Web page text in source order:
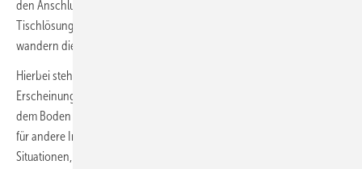
den Anschlussdosen in der Wand, dem Brüstungskanal, in
Tischlösungen oder über Bodenauslässe angeschlossen. Zunehmend
wandern diese Anschlüsse in die Decke.
Hierbei stehen ästhetische Gründe und ein aufgeräumtes
Erscheinungsbild im Vordergrund. Ebenso kann Platzmangel unter
dem Boden oder die bereits vorhandene Nutzung des Bodenraums
für andere Installationen eine Verlegung in der Decke begünstigen. In
Situationen, in denen ein regelmäßiger Zugang für die Wartung oder